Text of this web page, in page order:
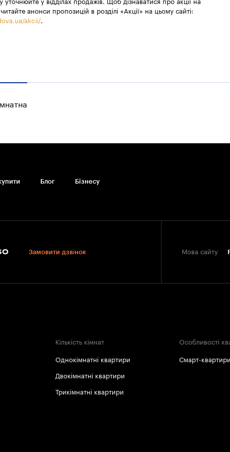
уточнюйте у відділах продажів. Щоб дізнаватися про акції на
анонси пропозицій в розділі «Акції» на цьому сайті:
akcii/.
Блог Бiзнесу
Замовити дзвінок Мова сайту
Кількість кімнат
Однокімнатні квартири
Двокімнатні квартири
Трикімнатні квартири
Особливості
Смарт-квартири